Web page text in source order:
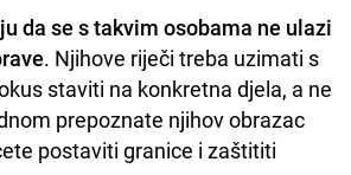
da se s takvim osobama ne ulazi
. Njihove riječi treba uzimati s
staviti na konkretna djela, a ne
prepoznate njihov obrazac
postaviti granice i zaštititi